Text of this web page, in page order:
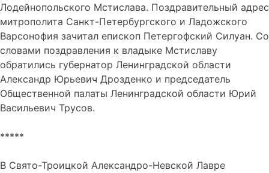
Лодейнопольского Мстислава. Поздравительный адрес
митрополита Санкт-Петербургского и Ладожского
Варсонофия зачитал епископ Петергофский Силуан. Со
словами поздравления к владыке Мстиславу
обратились губернатор Ленинградской области
Александр Юрьевич Дрозденко и председатель
Общественной палаты Ленинградской области Юрий
Васильевич Трусов.
*****
В Свято-Троицкой Александро-Невской Лавре